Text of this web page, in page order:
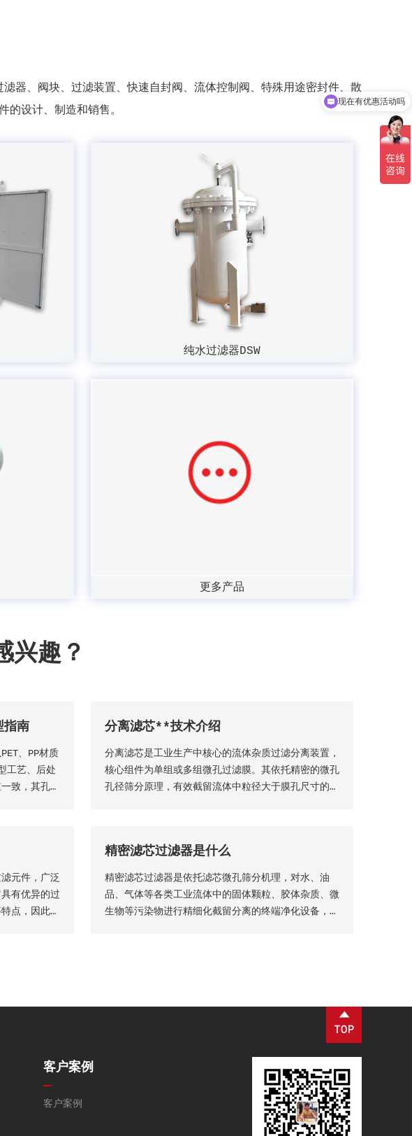
器、阀块、过滤装置、快速自封阀、流体控制阀、特殊用途密封件、散
的设计、制造和销售。
纯水过滤器DSW
更多产品
兴趣？
指南
、PP材质
工艺、后处
致，其孔隙
施方法如
分离滤芯**技术介绍
分离滤芯是工业生产中核心的流体杂质过滤分离装置，
核心组件为单组或多组微孔过滤膜。其依托精密的微孔
孔径筛分原理，有效截留流体中粒径大于膜孔尺寸的固
油、钢铁、矿山等各类工业场景，为工业化稳定生产、
产品提质增效提供核心支撑。
元件，广泛
有优异的过
点，因此在
精密滤芯过滤器是什么
精密滤芯过滤器是依托滤芯微孔筛分机理，对水、油
品、气体等各类工业流体中的固体颗粒、胶体杂质、微
生物等污染物进行精细化截留分离的终端净化设备，广
客户案例
客户案例
可以介绍下你们的产品么
现在有优惠活动吗